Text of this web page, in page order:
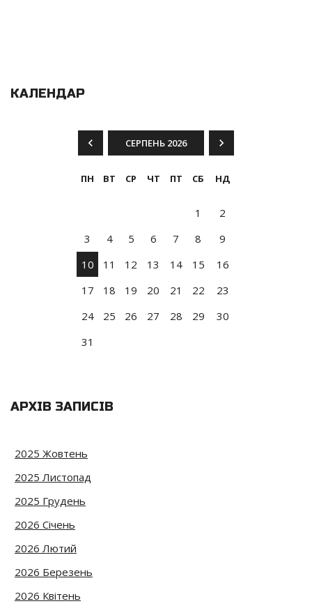
КАЛЕНДАР
СЕРПЕНЬ 2026
ПН ВТ СР ЧТ ПТ СБ НД
1
2
3
4 5 6 7 8
9
10
11 12 13 14 15
16
17
18 19 20 21 22
23
24
25 26 27 28 29
30
31
АРХІВ ЗАПИСІВ
2025 Жовтень
2025 Листопад
2025 Грудень
2026 Січень
2026 Лютий
2026 Березень
2026 Квітень